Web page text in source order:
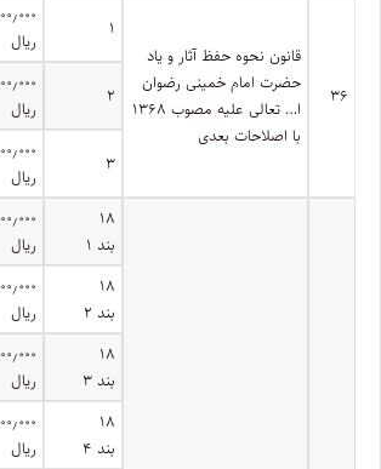
۳۶
قانون نحوه حفظ آثار و یاد
حضرت امام خمینی رضوان
ا… تعالی علیه مصوب ۱۳۶۸
با اصلاحات بعدی
۱
ریال
۲
ریال
۳
ریال
۱۸
بند ۱
ریال
۱۸
بند ۲
ریال
۱۸
بند ۳
ریال
۱۸
بند ۴
ریال